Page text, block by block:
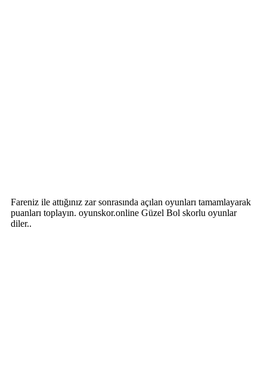
Fareniz ile attığınız zar sonrasında açılan oyunları tamamlayarak
puanları toplayın. oyunskor.online Güzel Bol skorlu oyunlar
diler..